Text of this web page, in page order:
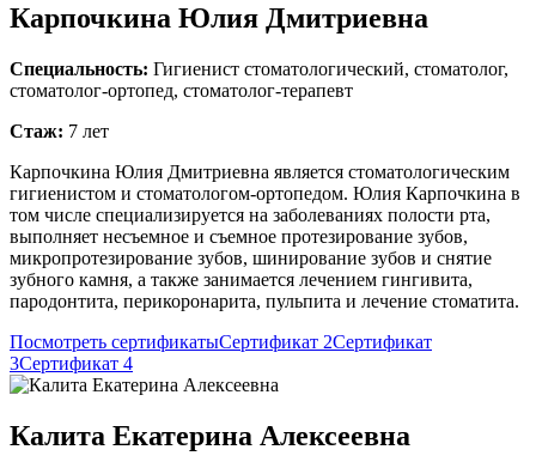
Карпочкина Юлия Дмитриевна
Специальность: Гигиенист стоматологический, стоматолог,
стоматолог-ортопед, стоматолог-терапевт
Стаж: 7 лет
Карпочкина Юлия Дмитриевна является стоматологическим
гигиенистом и стоматологом-ортопедом. Юлия Карпочкина в
том числе специализируется на заболеваниях полости рта,
выполняет несъемное и съемное протезирование зубов,
микропротезирование зубов, шинирование зубов и снятие
зубного камня, а также занимается лечением гингивита,
пародонтита, перикоронарита, пульпита и лечение стоматита.
Посмотреть сертификатыСертификат 2Сертификат
3Сертификат 4
Калита Екатерина Алексеевна